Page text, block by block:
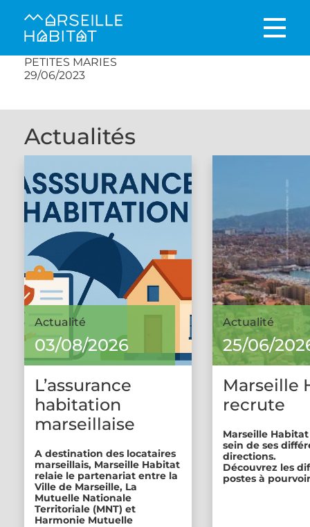
PETITES MARIES
29/06/2023
Actualités
Actualité
03/08/2026
L’assurance
habitation
marseillaise
A destination des locataires
marseillais, Marseille Habitat
relaie le partenariat entre la
Ville de Marseille, La
Mutuelle Nationale
Territoriale (MNT) et
Harmonie Mutuelle
Actualité
25/06/
Marseille
recrute
Marseille
sein de ses
directions.
Découvrez les
postes à